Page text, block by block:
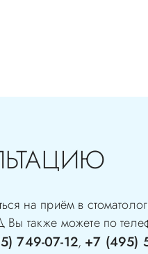
на приём в
Вы также можете по
749-07-12, +7 (495)